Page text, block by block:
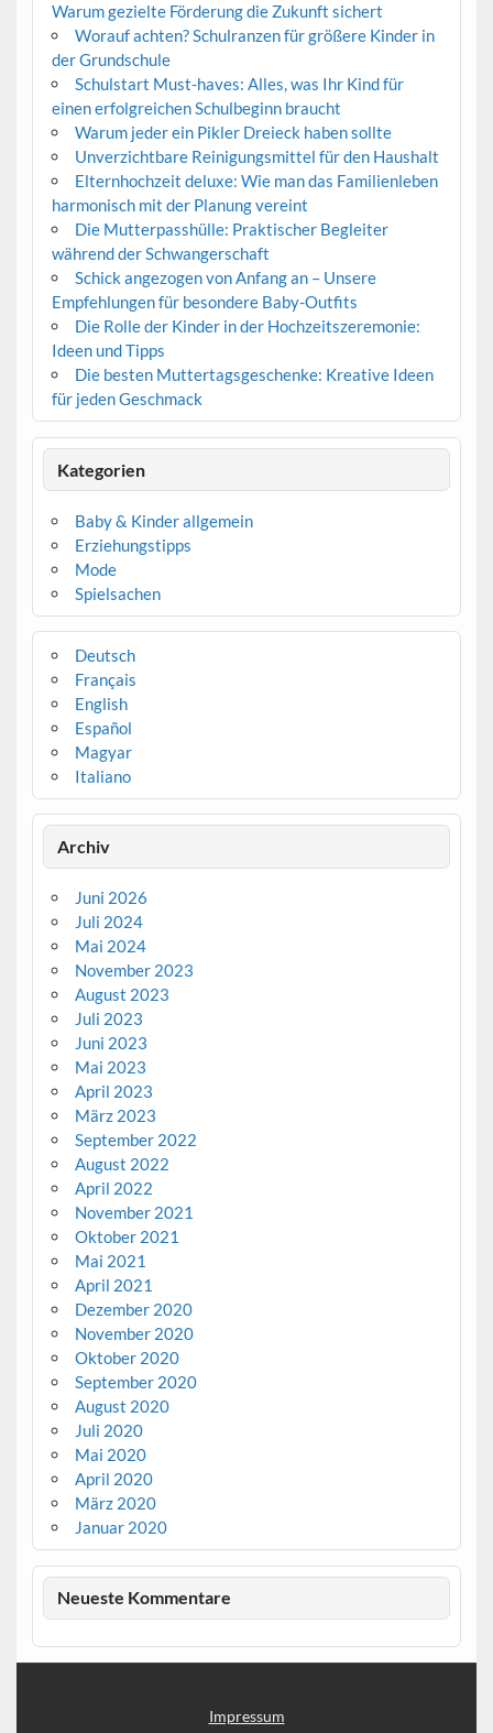
Warum gezielte Förderung die Zukunft sichert
Worauf achten? Schulranzen für größere Kinder in
der Grundschule
Schulstart Must-haves: Alles, was Ihr Kind für
einen erfolgreichen Schulbeginn braucht
Warum jeder ein Pikler Dreieck haben sollte
Unverzichtbare Reinigungsmittel für den Haushalt
Elternhochzeit deluxe: Wie man das Familienleben
harmonisch mit der Planung vereint
Die Mutterpasshülle: Praktischer Begleiter
während der Schwangerschaft
Schick angezogen von Anfang an – Unsere
Empfehlungen für besondere Baby-Outfits
Die Rolle der Kinder in der Hochzeitszeremonie:
Ideen und Tipps
Die besten Muttertagsgeschenke: Kreative Ideen
für jeden Geschmack
Kategorien
Baby & Kinder allgemein
Erziehungstipps
Mode
Spielsachen
Deutsch
Français
English
Español
Magyar
Italiano
Archiv
Juni 2026
Juli 2024
Mai 2024
November 2023
August 2023
Juli 2023
Juni 2023
Mai 2023
April 2023
März 2023
September 2022
August 2022
April 2022
November 2021
Oktober 2021
Mai 2021
April 2021
Dezember 2020
November 2020
Oktober 2020
September 2020
August 2020
Juli 2020
Mai 2020
April 2020
März 2020
Januar 2020
Neueste Kommentare
Impressum